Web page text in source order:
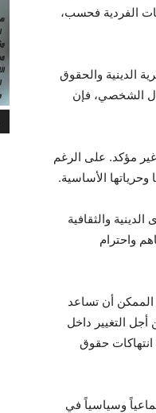
الفردية فحسب،
الدينية والحقوق
الشخصي، فإن
مؤكد. على الرغم
وحرياتها الأساسية.
والثقافية
واحترام
الممكن أن تساعد
التغيير داخل
انتهاكات حقوق
وسياسياً في